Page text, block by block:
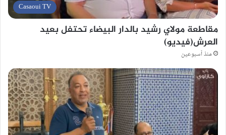
Casaoui TV
مقاطعة مولاي رشيد بالدار البيضاء تحتفل بعيد
العرش(فيديو)
منذ أسبوعين